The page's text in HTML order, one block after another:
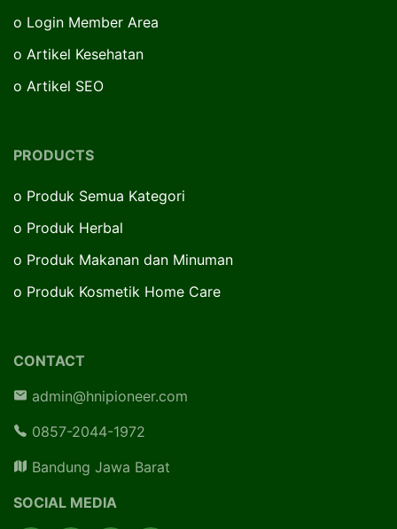
o Login Member Area
o Artikel Kesehatan
o Artikel SEO
PRODUCTS
o Produk Semua Kategori
o Produk Herbal
o Produk Makanan dan Minuman
o Produk Kosmetik Home Care
CONTACT
admin@hnipioneer.com
0857-2044-1972
Bandung Jawa Barat
SOCIAL MEDIA